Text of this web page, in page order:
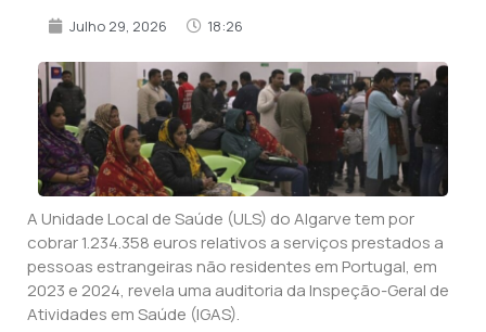
Julho 29, 2026 18:26
A Unidade Local de Saúde (ULS) do Algarve tem por
cobrar 1.234.358 euros relativos a serviços prestados a
pessoas estrangeiras não residentes em Portugal, em
2023 e 2024, revela uma auditoria da Inspeção-Geral de
Atividades em Saúde (IGAS).